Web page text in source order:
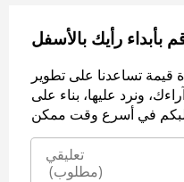
بأبداء رأيك بالأسفل
قيمة تساعدنا على تطوير
ونرد عليها، بناء على